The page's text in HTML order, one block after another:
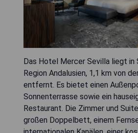
Das Hotel Mercer Sevilla liegt in
Region Andalusien, 1,1 km von
entfernt. Es bietet einen
Sonnenterrasse sowie ein
Restaurant. Die Zimmer und
großen Doppelbett, einem